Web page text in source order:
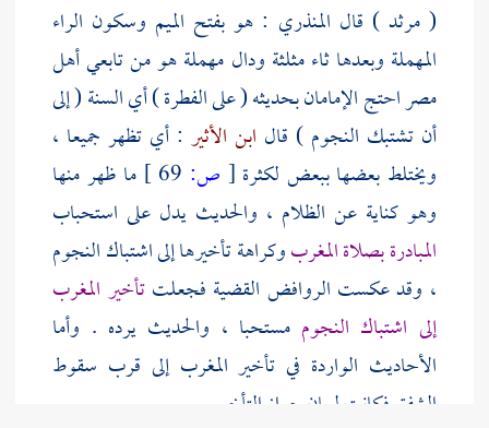
( مرثد ) قال المنذري : هو بفتح الميم وسكون الراء
المهملة وبعدها ثاء مثلثة ودال مهملة هو من تابعيأهل
مصراحتج الإمامان بحديثه ( على الفطرة ) أي السنة ( إلى
أن تشتبك النجوم ) قال ابن الأثير : أي تظهر جميعا ،
ويختلط بعضها ببعض لكثرة [ ص:
ما ظهر منها
وهو كناية عن الظلام ، والحديث يدل على استحباب
المبادرة بصلاة المغربوكراهة تأخيرها إلى اشتباك النجوم
، وقد عكست الروافض القضية فجعلتتأخير المغرب
إلى اشتباك النجوممستحبا ، والحديث يرده . وأما
الأحاديث الواردة في تأخير المغرب إلى قرب سقوط
الشفق فكانت لبيان جواز التأخير .